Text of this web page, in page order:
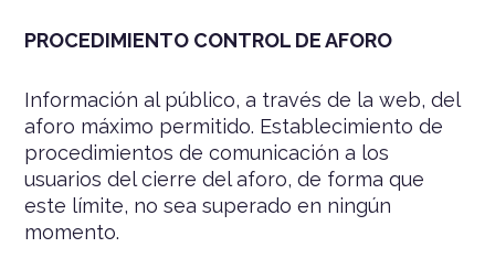
PROCEDIMIENTO CONTROL DE AFORO
Información al público, a través de la web, del
aforo máximo permitido. Establecimiento de
procedimientos de comunicación a los
usuarios del cierre del aforo, de forma que
este límite, no sea superado en ningún
momento.